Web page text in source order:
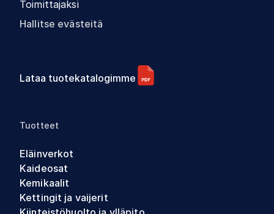
Toimittajaksi
Hallitse evästeitä
Lataa tuotekatalogimme
Tuotteet
Eläinverkot
Kaideosat
Kemikaalit
Kettingit ja vaijerit